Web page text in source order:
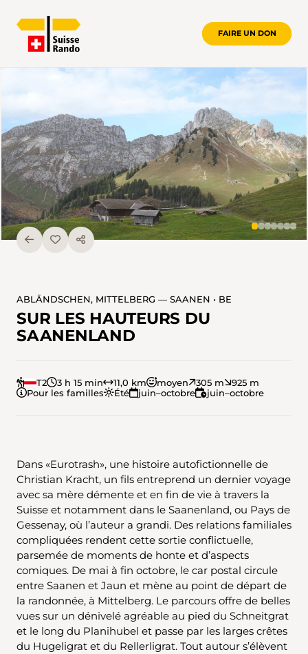
FAIRE UN DON
ABLÄNDSCHEN, MITTELBERG — SAANEN • BE
SUR LES HAUTEURS DU
SAANENLAND
T2 3 h 15 min 11,0 km moyen 305 m
925 m
Pour les familles
Été juin–octobre juin–octobre
Dans «Eurotrash», une histoire autofictionnelle de
Christian Kracht, un fils entreprend un dernier voyage
avec sa mère démente et en fin de vie à travers la
Suisse et notamment dans le Saanenland, ou Pays de
Gessenay, où l’auteur a grandi. Des relations familiales
compliquées rendent cette sortie conflictuelle,
parsemée de moments de honte et d’aspects
comiques. De mai à fin octobre, le car postal circule
entre Saanen et Jaun et mène au point de départ de
la randonnée, à Mittelberg. Le parcours offre de belles
vues sur un dénivelé agréable au pied du Schneitgrat
et le long du Planihubel et passe par les larges crêtes
du Hugeligrat et du Rellerligrat. Tout autour s’élèvent